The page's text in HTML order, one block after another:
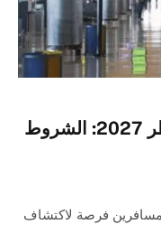
السفر إلى إسبانيا في عيد الفطر 2027: الشروط
فرصة لاكتشاف